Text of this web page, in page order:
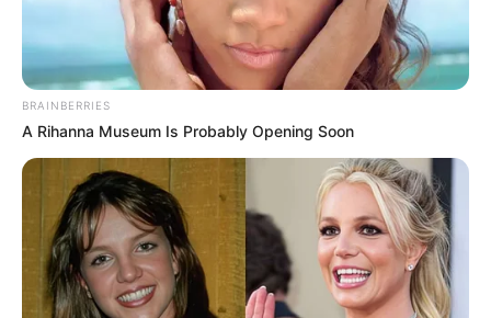
BRAINBERRIES
A Rihanna Museum Is Probably Opening Soon